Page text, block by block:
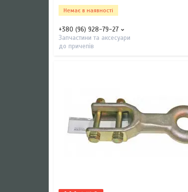
Немає в наявності
+380 (96) 928-79-27
Запчастини та аксесуари
до причепів